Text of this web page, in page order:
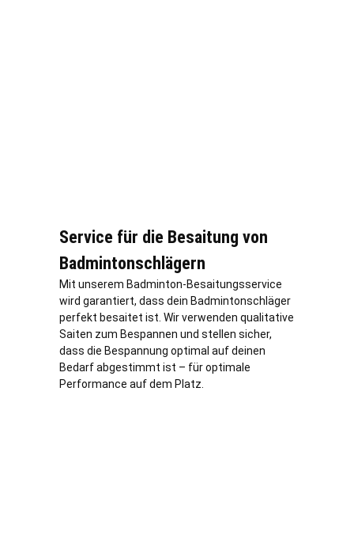
Service für die Besaitung von
Badmintonschlägern
Mit unserem Badminton-Besaitungsservice
wird garantiert, dass dein Badmintonschläger
perfekt besaitet ist. Wir verwenden qualitative
Saiten zum Bespannen und stellen sicher,
dass die Bespannung optimal auf deinen
Bedarf abgestimmt ist – für optimale
Performance auf dem Platz.